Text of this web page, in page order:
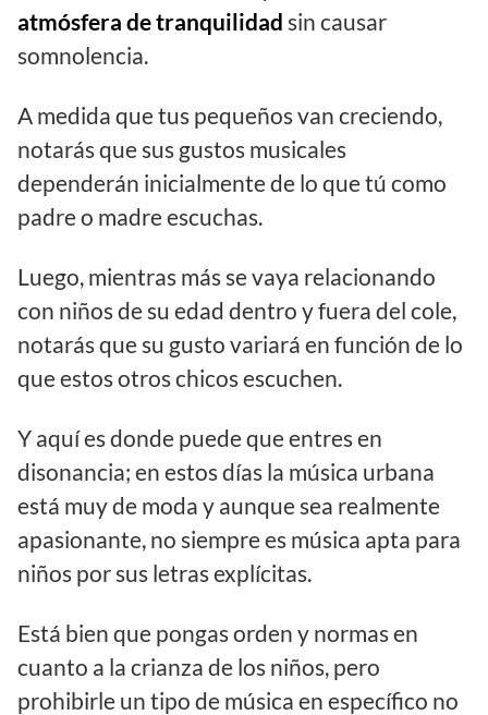
atmósfera de tranquilidad sin causar
somnolencia.
A medida que tus pequeños van creciendo,
notarás que sus gustos musicales
dependerán inicialmente de lo que tú como
padre o madre escuchas.
Luego, mientras más se vaya relacionando
con niños de su edad dentro y fuera del cole,
notarás que su gusto variará en función de lo
que estos otros chicos escuchen.
Y aquí es donde puede que entres en
disonancia; en estos días la música urbana
está muy de moda y aunque sea realmente
apasionante, no siempre es música apta para
niños por sus letras explícitas.
Está bien que pongas orden y normas en
cuanto a la crianza de los niños, pero
prohibirle un tipo de música en específico no